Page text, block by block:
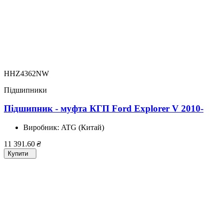
HHZ4362NW
Підшипники
Підшипник - муфта КГП Ford Explorer V 2010-
Виробник: ATG (Китай)
11 391.60 ₴
Купити